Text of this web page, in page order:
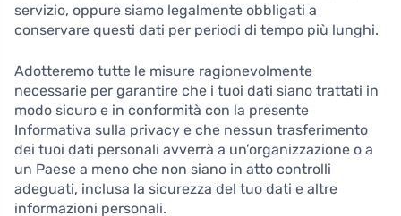
servizio, oppure siamo legalmente obbligati a
conservare questi dati per periodi di tempo più lunghi.
Adotteremo tutte le misure ragionevolmente
necessarie per garantire che i tuoi dati siano trattati in
modo sicuro e in conformità con la presente
Informativa sulla privacy e che nessun trasferimento
dei tuoi dati personali avverrà a un’organizzazione o a
un Paese a meno che non siano in atto controlli
adeguati, inclusa la sicurezza del tuo dati e altre
informazioni personali.